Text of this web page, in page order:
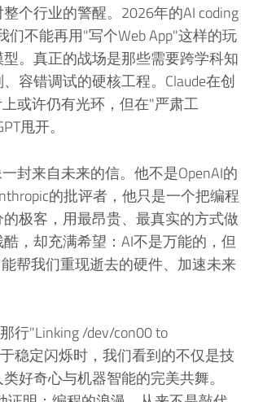
个行业的警醒。2026年的AI coding
们不能再用"写个Web App"这样的玩
。真正的战场是那些需要跨学科知
容错调试的硬核工程。Claude在创
或许仍有光环，但在"严肃工
甩开。
封来自未来的信。他不是OpenAI的
的批评者，他只是一个把编程
极客，用最昂贵、最真实的方式做
，却充满希望：AI不是万能的，但
帮我们重现逝去的硬件、加速未来
行"Linking /dev/con00 to
稳定闪烁时，我们看到的不仅是技
好奇心与机器智能的完美共舞。